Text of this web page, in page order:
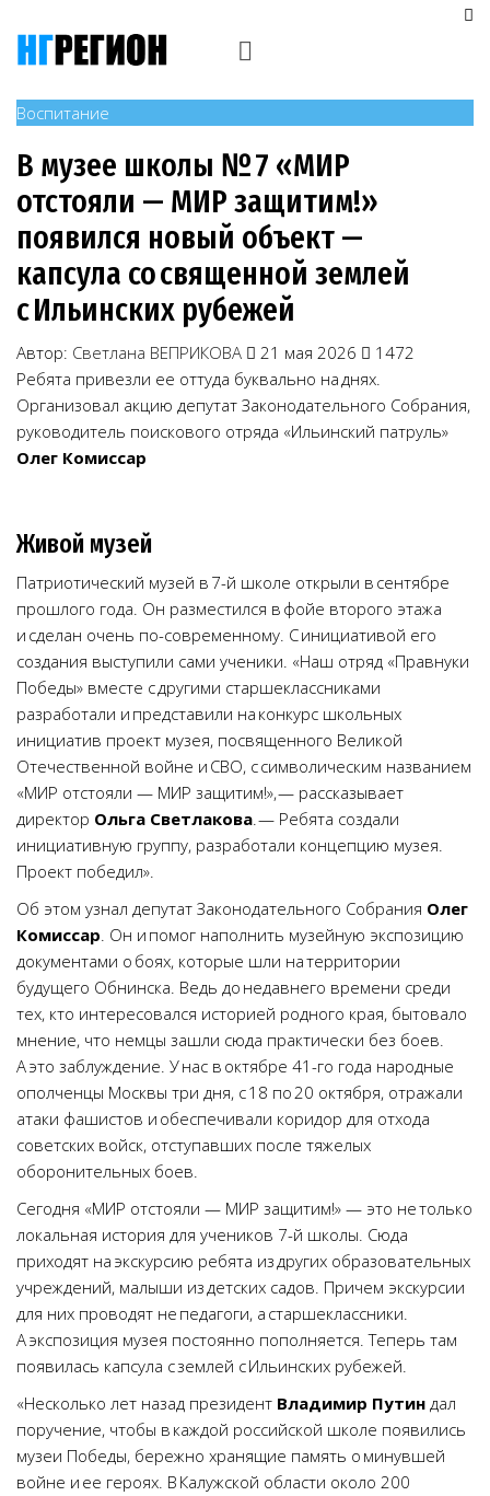
Воспитание
В музее школы № 7 «МИР
отстояли — МИР защитим!»
появился новый объект —
капсула со священной землей
с Ильинских рубежей
Автор: Светлана ВЕПРИКОВА 21 мая 2026
1472
Ребята привезли ее оттуда буквально на днях.
Организовал акцию депутат Законодательного Собрания,
руководитель поискового отряда «Ильинский патруль»
Олег Комиссар
Живой музей
Патриотический музей в 7-й школе открыли в сентябре
прошлого года. Он разместился в фойе второго этажа
и сделан очень по-современному. С инициативой его
создания выступили сами ученики. «Наш отряд «Правнуки
Победы» вместе с другими старшеклассниками
разработали и представили на конкурс школьных
инициатив проект музея, посвященного Великой
Отечественной войне и СВО, с символическим названием
«МИР отстояли — МИР защитим!», — рассказывает
директор Ольга Светлакова. — Ребята создали
инициативную группу, разработали концепцию музея.
Проект победил».
Об этом узнал депутат Законодательного Собрания Олег
Комиссар. Он и помог наполнить музейную экспозицию
документами о боях, которые шли на территории
будущего Обнинска. Ведь до недавнего времени среди
тех, кто интересовался историей родного края, бытовало
мнение, что немцы зашли сюда практически без боев.
А это заблуждение. У нас в октябре 41-го года народные
ополченцы Москвы три дня, с 18 по 20 октября, отражали
атаки фашистов и обеспечивали коридор для отхода
советских войск, отступавших после тяжелых
оборонительных боев.
Сегодня «МИР отстояли — МИР защитим!» — это не только
локальная история для учеников 7-й школы. Сюда
приходят на экскурсию ребята из других образовательных
учреждений, малыши из детских садов. Причем экскурсии
для них проводят не педагоги, а старшеклассники.
А экспозиция музея постоянно пополняется. Теперь там
появилась капсула с землей с Ильинских рубежей.
«Несколько лет назад президент Владимир Путин дал
поручение, чтобы в каждой российской школе появились
музеи Победы, бережно хранящие память о минувшей
войне и ее героях. В Калужской области около 200